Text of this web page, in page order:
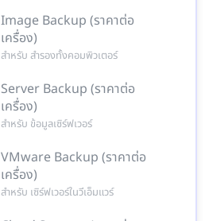
Image Backup (ราคาต่อ
เครื่อง)
สำหรับ สำรองทั้งคอมพิวเตอร์
Server Backup (ราคาต่อ
เครื่อง)
สำหรับ ข้อมูลเซิร์ฟเวอร์
VMware Backup (ราคาต่อ
เครื่อง)
สำหรับ เซิร์ฟเวอร์ในวีเอ็มแวร์